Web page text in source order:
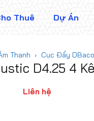
Thuê Dự Án
Thanh Cục Đẩy
D4.25 4
Liên hệ